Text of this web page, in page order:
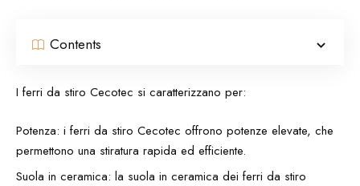
Contents
I ferri da stiro Cecotec si caratterizzano per:
Potenza: i ferri da stiro Cecotec offrono potenze elevate, che
permettono una stiratura rapida ed efficiente.
Suola in ceramica: la suola in ceramica dei ferri da stiro